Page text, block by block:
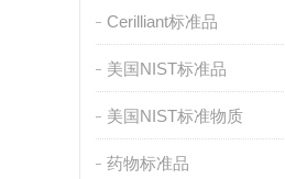
Cerilliant标准品
美国NIST标准品
美国NIST标准物质
药物标准品